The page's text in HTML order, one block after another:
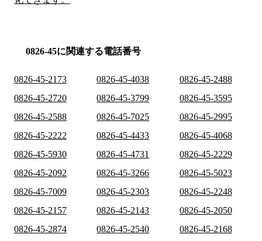
0826-45に関連する電話番号
0826-45-2173 0826-45-4038
0826-45-2488
0826-45-2720
0826-45-3799
0826-45-3595
0826-45-2588
0826-45-7025
0826-45-2995
0826-45-2222
0826-45-4433
0826-45-4068
0826-45-5930
0826-45-4731
0826-45-2229
0826-45-2092
0826-45-3266
0826-45-5023
0826-45-7009
0826-45-2303
0826-45-2248
0826-45-2157
0826-45-2143
0826-45-2050
0826-45-2874
0826-45-2540
0826-45-2168